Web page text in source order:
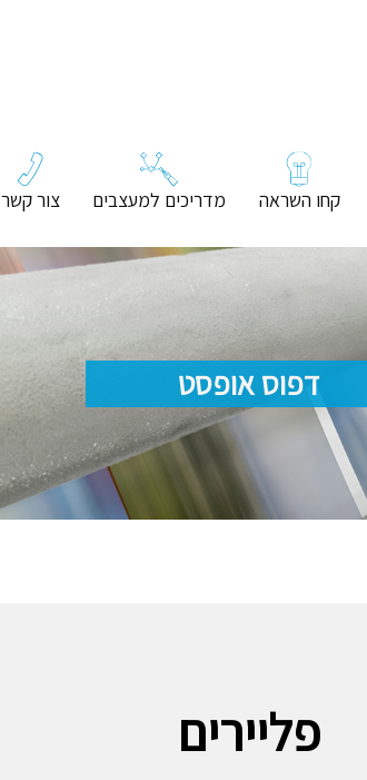
קחו השראה מדריכים למעצבים צור קשר
דפוס אופסט
פליירים